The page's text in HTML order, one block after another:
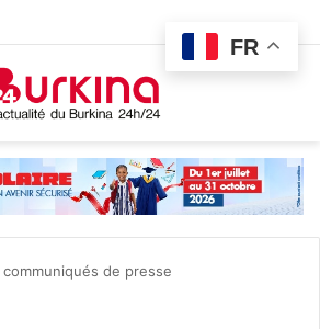
communiqués de presse
FR